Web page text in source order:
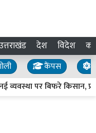
देश विदेश
कैंपस
पर बिफरे किसान,